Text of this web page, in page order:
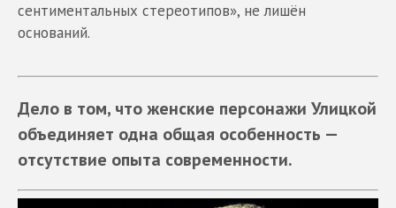
сентиментальных стереотипов», не лишён
оснований.
Дело в том, что женские персонажи Улицкой
объединяет одна общая особенность —
отсутствие опыта современности.